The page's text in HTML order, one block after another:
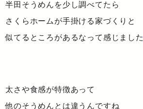
半田そうめんを少し調べてたら
さくらホームが手掛ける家づくりと
似てるところがあるなって感じました
太さや食感が特徴あって
他のそうめんとは違うんですね